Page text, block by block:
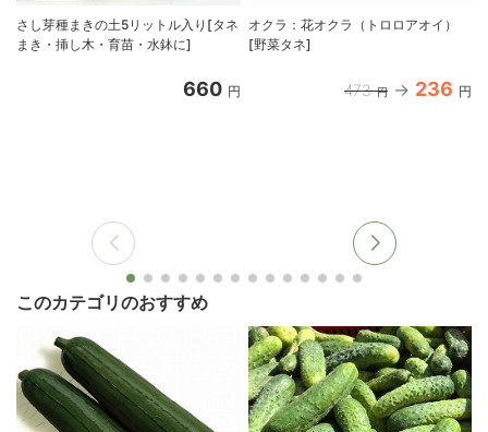
さし芽種まきの土5リットル入り[タネ
まき・挿し木・育苗・水鉢に]
660 円
オクラ：花オクラ（トロロアオイ）
[野菜タネ]
473 円 236 円
このカテゴリのおすすめ